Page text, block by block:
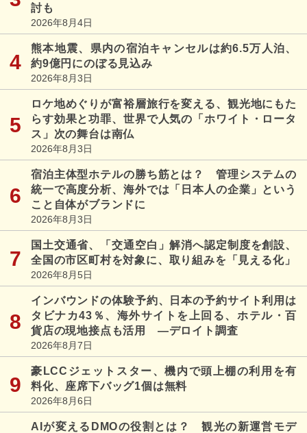
討も
2026年8月4日
熊本地震、県内の宿泊キャンセルは約6.5万人泊、
約9億円にのぼる見込み
2026年8月3日
ロケ地めぐりが富裕層旅行を変える、観光地にもた
らす効果と功罪、世界で人気の「ホワイト・ロータ
ス」次の舞台は南仏
2026年8月3日
宿泊主体型ホテルの勝ち筋とは？ 管理システムの
統一で高度分析、海外では「日本人の企業」という
こと自体がブランドに
2026年8月3日
国土交通省、「交通空白」解消へ認定制度を創設、
全国の市区町村を対象に、取り組みを「見える化」
2026年8月5日
インバウンドの体験予約、日本の予約サイト利用は
タビナカ43％、海外サイトを上回る、ホテル・百
貨店の現地接点も活用 ―デロイト調査
2026年8月7日
豪LCCジェットスター、機内で頭上棚の利用を有
料化、座席下バッグ1個は無料
2026年8月6日
AIが変えるDMOの役割とは？ 観光の新運営モデ